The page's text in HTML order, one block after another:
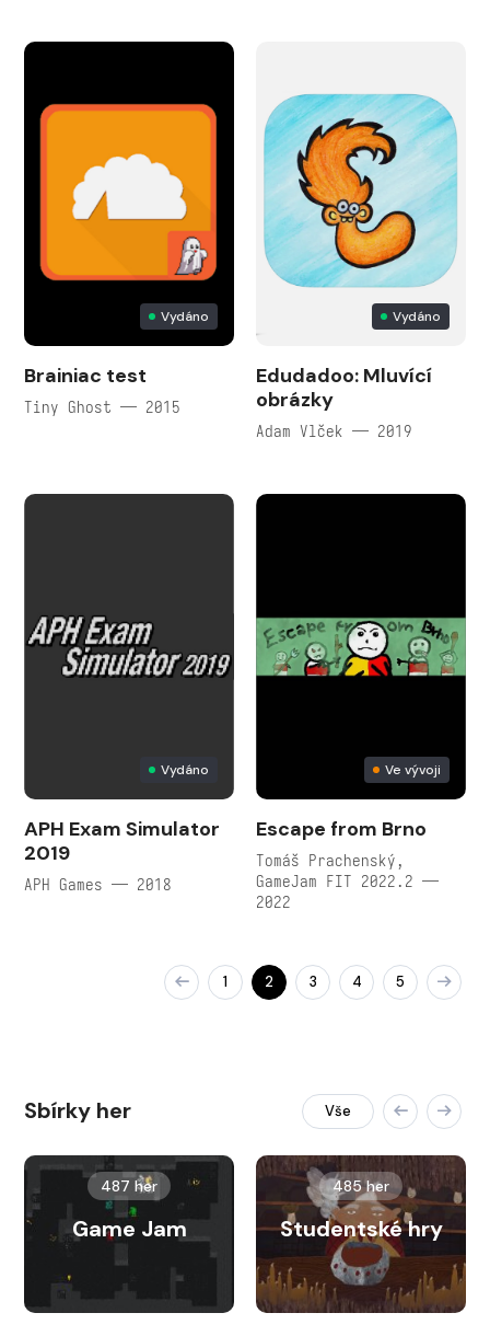
Vydáno
Brainiac test
Tiny Ghost — 2015
Vydáno
Edudadoo: Mluvící
obrázky
Adam Vlček — 2019
Vydáno
APH Exam Simulator
2019
APH Games — 2018
Ve vývoji
Escape from Brno
Tomáš Prachenský,
GameJam FIT 2022.2 —
2022
1 2 3 4 5
Sbírky her Vše
487 her
Game Jam
485 her
Studentské hry